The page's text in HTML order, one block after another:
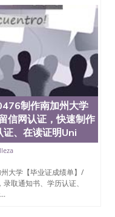
证551190476申
551190476哪里
里可以修改成绩单
出来吗551190476
何拿到国外毕业证
QQ微信551190476
找毕业证封皮
定制QQ微信
微信551190476快
国外留学文凭认证
证QQ微信
法国留学
金照片QQ微信
微信551190476
爱尔兰留学回国
凭办理QQ微信
信551190476买国
本科毕业证怎么办
制作南加州大学
信网认证，快速制作
证、在读证明Uni
大学【毕业证成绩单】/
取通知书、学历认证、